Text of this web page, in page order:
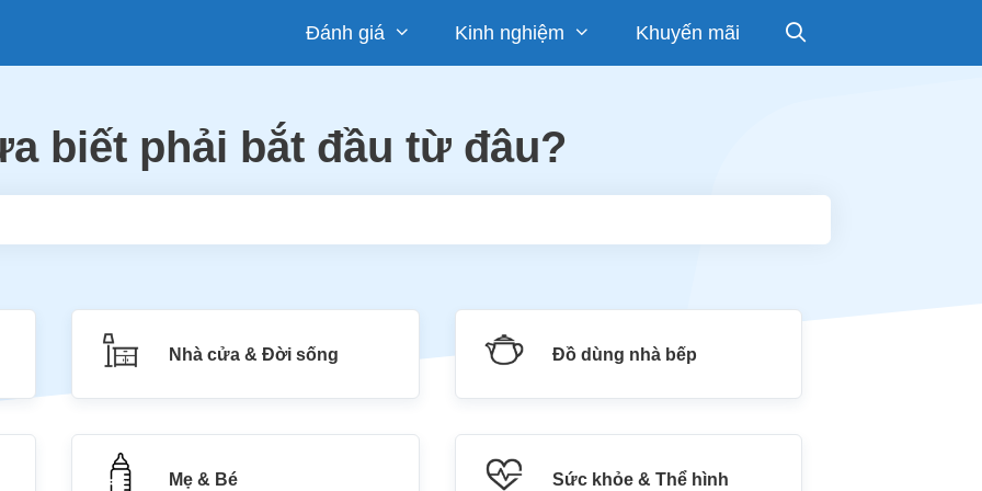
Đánh giá Kinh nghiệm Khuyến mãi
biết phải bắt đầu từ đâu?
Nhà cửa & Đời sống Đồ dùng nhà bếp
Mẹ & Bé Sức khỏe & Thể hình